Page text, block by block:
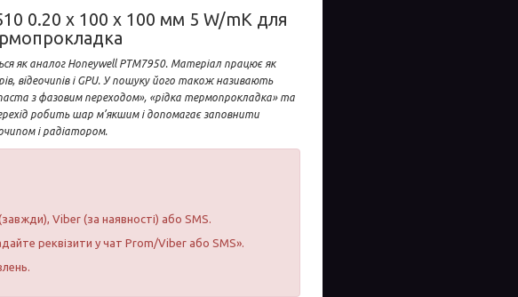
0.20 x 100 x 100 мм 5 W/mK для
як аналог Honeywell PTM7950. Матеріал працює як
відеочипів і GPU. У пошуку його також називають
з фазовим переходом», «рідка термопрокладка» та
робить шар м’якшим і допомагає заповнити
і радіатором.
Viber (за наявності) або SMS.
реквізити у чат Prom/Viber або SMS».